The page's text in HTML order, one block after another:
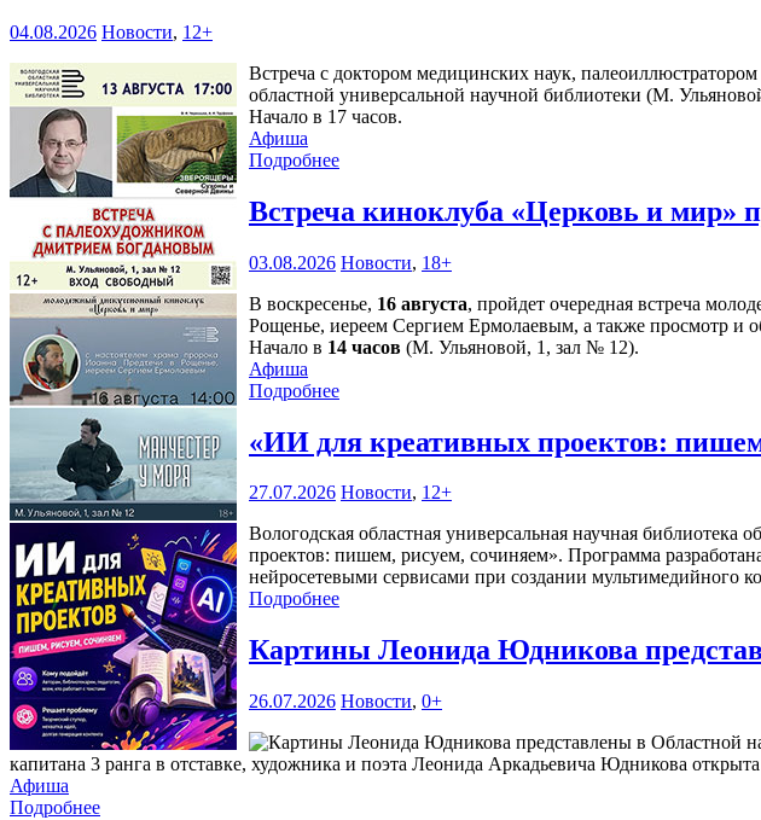
04.08.2026 Новости, 12+
Встреча с доктором медицинских наук,
областной универсальной научной библиотеки (М.
Начало в 17 часов.
Афиша
Подробнее
Встреча киноклуба «Церковь и мир»
03.08.2026 Новости, 18+
В воскресенье, 16 августа, пройдет очередная встреча
Рощенье, иереем Сергием Ермолаевым, а также просмотр и
Начало в 14 часов (М. Ульяновой, 1, зал № 12).
Афиша
Подробнее
«ИИ для креативных проектов:
27.07.2026 Новости, 12+
Вологодская областная универсальная научная
проектов: пишем, рисуем, сочиняем». Программа
нейросетевыми сервисами при создании мультимедийного
Подробнее
Картины Леонида Юдникова
26.07.2026 Новости, 0+
капитана 3 ранга в отставке, художника и поэта Леонида Аркадьевича Юдникова
Афиша
Подробнее